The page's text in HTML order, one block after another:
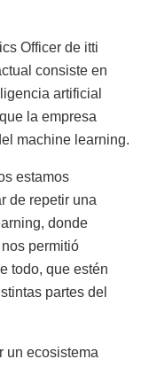
Officer de itti
consiste en
artificial
la empresa
machine learning.
estamos
de repetir una
donde
permitió
todo, que estén
partes del
un ecosistema